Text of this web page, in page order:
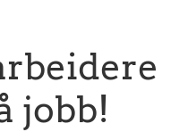
jobb!